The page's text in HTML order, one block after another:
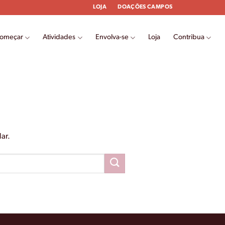
LOJA DOAÇÕES CAMPOS
Atividades Envolva-se Loja Contribua